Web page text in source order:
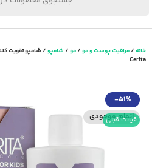
خانه/مراقبت پوست و مو/مو/شامپو
Cerita
اتمام موجودی
قیمت قبلی
-51%